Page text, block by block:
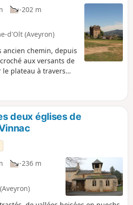
-202 m
d'Olt (Aveyron)
chemin, depuis
aux versants de
le plateau à travers
deux églises de
-236 m